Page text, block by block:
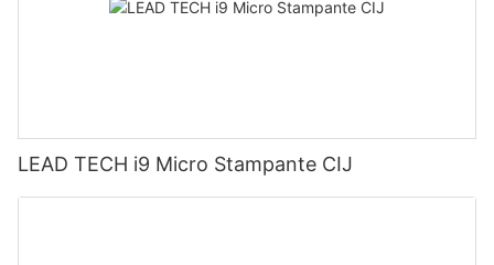
LEAD TECH i9 Micro Stampante CIJ